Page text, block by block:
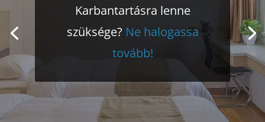
Karbantartásra lenne
szüksége? Ne halogassa
tovább!